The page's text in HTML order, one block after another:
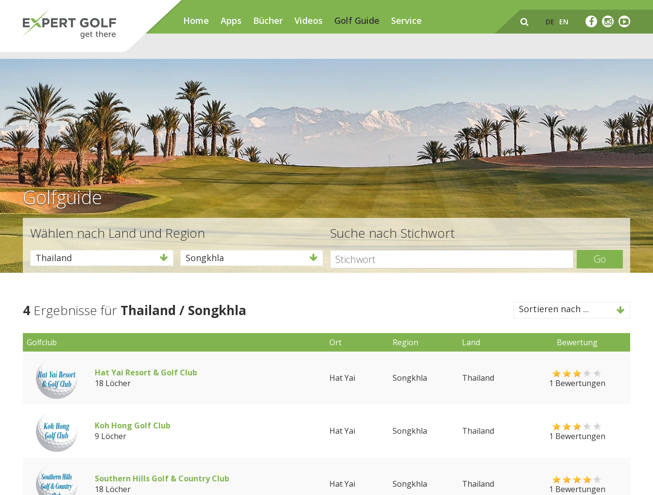
Home Apps Bücher Videos Golf Guide Service DE EN
Golfguide
Wählen nach Land und Region
Thailand Songkhla
Suche nach Stichwort
Go
4 Ergebnisse für Thailand / Songkhla Sortieren nach ...
Golfclub Ort Region Land Bewertung
Hat Yai Resort & Golf Club
18 Löcher
Hat Yai Songkhla Thailand 1 Bewertungen
Koh Hong Golf Club
9 Löcher
Hat Yai Songkhla Thailand 1 Bewertungen
Southern Hills Golf & Country Club
18 Löcher
Hat Yai Songkhla Thailand 1 Bewertungen